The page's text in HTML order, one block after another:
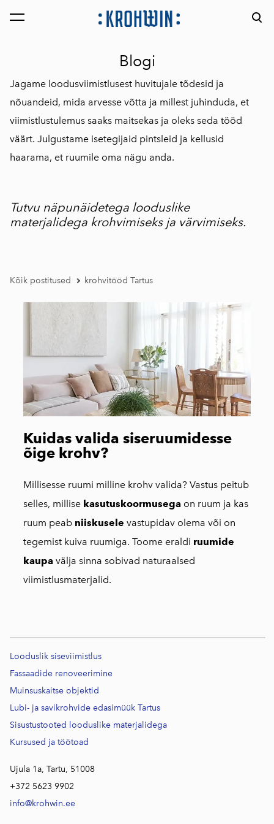
lisati ostukorvi. Vaata ostukorvi
Blogi
Jagame loodusviimistlusest huvitujale tõdesid ja
nõuandeid, mida arvesse võtta ja millest juhinduda, et
viimistlustulemus saaks maitsekas ja oleks seda tööd
väärt. Julgustame isetegijaid pintsleid ja kellusid
haarama, et ruumile oma nägu anda.
Tutvu näpunäidetega looduslike
materjalidega krohvimiseks ja värvimiseks.
Kõik postitused krohvitööd Tartus
Kuidas valida siseruumidesse
õige krohv?
Millisesse ruumi milline krohv valida? Vastus peitub
selles, millise kasutuskoormusega on ruum ja kas
ruum peab niiskusele vastupidav olema või on
tegemist kuiva ruumiga. Toome eraldi ruumide
kaupa välja sinna sobivad naturaalsed
viimistlusmaterjalid.
Looduslik siseviimistlus
Fassaadide renoveerimine
Muinsuskaitse objektid
Lubi- ja savikrohvide edasimüük Tartus
Sisustustooted looduslike materjalidega
Kursused ja töötoad
Ujula 1a, Tartu, 51008
+372 5623 9902
info@krohwin.ee